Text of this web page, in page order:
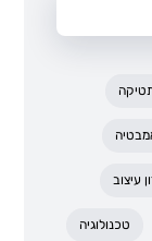
עיצוב
טכנולוגיה